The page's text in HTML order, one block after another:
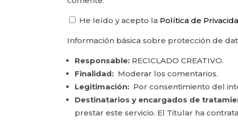
He leído y acepto la Política de
Información básica sobre protección de
Responsable: RECICLADO CREATIVO.
Finalidad: Moderar los comentarios.
Legitimación: Por consentimiento del
Destinatarios y encargados de
prestar este servicio. El Titular ha